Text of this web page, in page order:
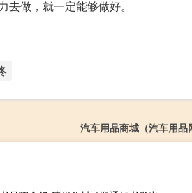
做，就一定能够做好。
汽车用品商城（汽车用品